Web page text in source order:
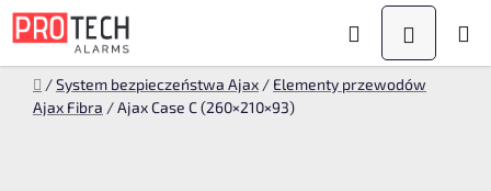
Przejść
do
Szukaj KOSZYK
Home
/System bezpieczeństwa Ajax / Elementy przewodów
Ajax Fibra /Ajax Case C (260×210×93)